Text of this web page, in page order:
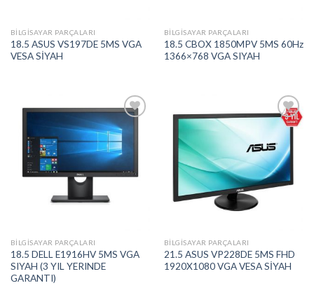
BILGISAYAR PARÇALARI
18.5 ASUS VS197DE 5MS VGA
VESA SİYAH
BILGISAYAR PARÇALARI
18.5 CBOX 1850MPV 5MS 60Hz
1366×768 VGA SIYAH
Add to
wishlist
BILGISAYAR PARÇALARI
18.5 DELL E1916HV 5MS VGA
SIYAH (3 YIL YERINDE
GARANTI)
Add to
wishlist
BILGISAYAR PARÇALARI
21.5 ASUS VP228DE 5MS FHD
1920X1080 VGA VESA SİYAH